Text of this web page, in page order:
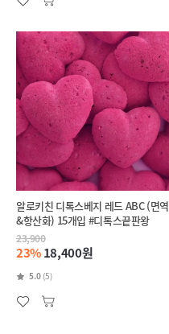
알로키친 디톡스베지 레드 ABC (면역
&항산화) 15개입 #디톡스끝판왕
23,900
23%18,400원
5.0 (5)